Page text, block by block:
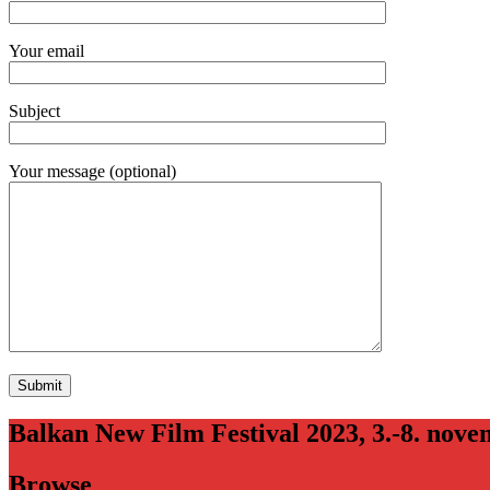
Your email
Subject
Your message (optional)
Balkan New Film Festival 2023, 3.-8.